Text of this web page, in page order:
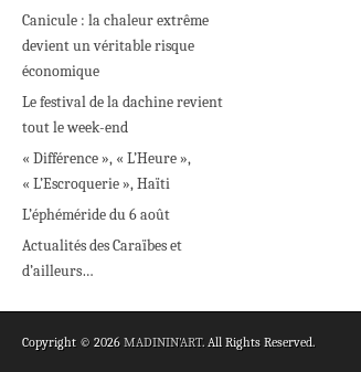
Canicule : la chaleur extrême
devient un véritable risque
économique
Le festival de la dachine revient
tout le week-end
« Différence », « L’Heure »,
« L’Escroquerie », Haïti
L’éphéméride du 6 août
Actualités des Caraïbes et
d’ailleurs…
Copyright © 2026 MADININ'ART. All Rights Reserved.